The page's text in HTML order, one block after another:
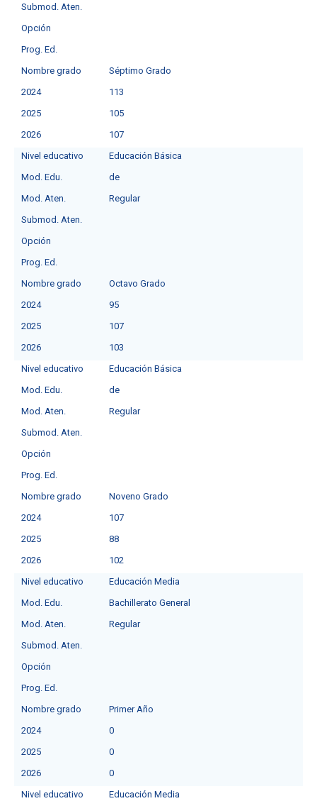
Submod. Aten.
Opción
Prog. Ed.
Nombre grado
Séptimo Grado
2024
113
2025
105
2026
107
Nivel educativo
Educación Básica
Mod. Edu.
de
Mod. Aten.
Regular
Submod. Aten.
Opción
Prog. Ed.
Nombre grado
Octavo Grado
2024
95
2025
107
2026
103
Nivel educativo
Educación Básica
Mod. Edu.
de
Mod. Aten.
Regular
Submod. Aten.
Opción
Prog. Ed.
Nombre grado
Noveno Grado
2024
107
2025
88
2026
102
Nivel educativo
Educación Media
Mod. Edu.
Bachillerato General
Mod. Aten.
Regular
Submod. Aten.
Opción
Prog. Ed.
Nombre grado
Primer Año
2024
0
2025
0
2026
0
Nivel educativo
Educación Media